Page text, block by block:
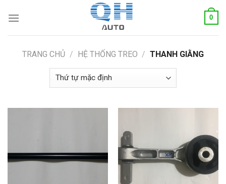
0
TRANG CHỦ / HỆ THỐNG TREO / THANH GIẰNG